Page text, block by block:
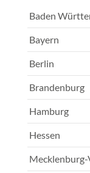
Baden
Bayern
Berlin
Brandenburg
Hamburg
Hessen